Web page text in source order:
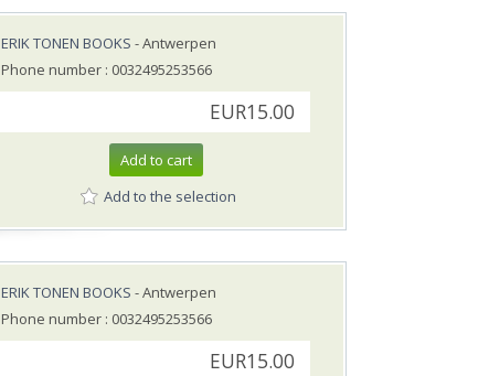
ERIK TONEN BOOKS - Antwerpen
Phone number : 0032495253566
EUR15.00
Add to cart
Add to the selection
ERIK TONEN BOOKS - Antwerpen
Phone number : 0032495253566
EUR15.00